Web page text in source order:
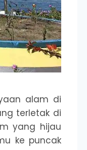
alam di
terletak di
yang hijau
ke puncak